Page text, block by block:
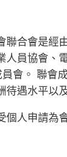
聯合會是經
人員協會、
會。 聯會
遇水平以
人申請為